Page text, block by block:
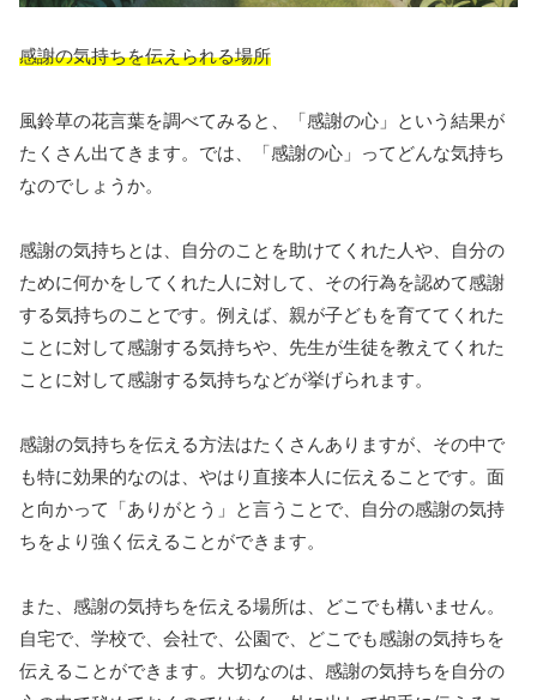
感謝の気持ちを伝えられる場所
風鈴草の花言葉を調べてみると、「感謝の心」という結果が
たくさん出てきます。では、「感謝の心」ってどんな気持ち
なのでしょうか。
感謝の気持ちとは、自分のことを助けてくれた人や、自分の
ために何かをしてくれた人に対して、その行為を認めて感謝
する気持ちのことです。例えば、親が子どもを育ててくれた
ことに対して感謝する気持ちや、先生が生徒を教えてくれた
ことに対して感謝する気持ちなどが挙げられます。
感謝の気持ちを伝える方法はたくさんありますが、その中で
も特に効果的なのは、やはり直接本人に伝えることです。面
と向かって「ありがとう」と言うことで、自分の感謝の気持
ちをより強く伝えることができます。
また、感謝の気持ちを伝える場所は、どこでも構いません。
自宅で、学校で、会社で、公園で、どこでも感謝の気持ちを
伝えることができます。大切なのは、感謝の気持ちを自分の